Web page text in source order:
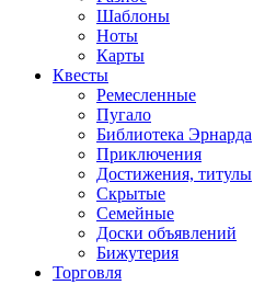
Шаблоны
Ноты
Карты
Квесты
Ремесленные
Пугало
Библиотека Эрнарда
Приключения
Достижения, титулы
Скрытые
Семейные
Доски объявлений
Бижутерия
Торговля